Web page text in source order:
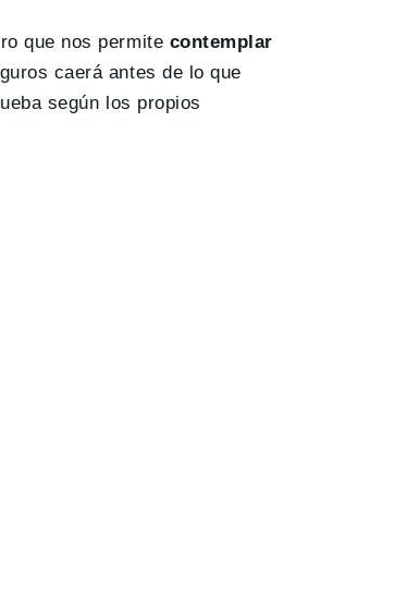
que nos permite contemplar
caerá antes de lo que
según los propios